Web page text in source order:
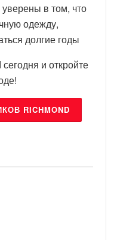
в том, что
одежду,
долгие годы
и откройте
RICHMOND